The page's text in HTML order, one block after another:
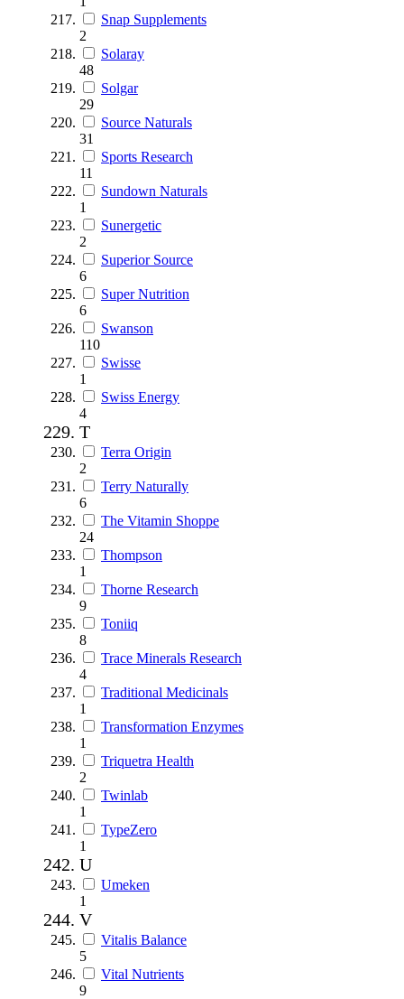
Snap Supplements
2
Solaray
48
Solgar
29
Source Naturals
31
Sports Research
11
Sundown Naturals
1
Sunergetic
2
Superior Source
6
Super Nutrition
6
Swanson
110
Swisse
1
Swiss Energy
4
T
Terra Origin
2
Terry Naturally
6
The Vitamin Shoppe
24
Thompson
1
Thorne Research
9
Toniiq
8
Trace Minerals Research
4
Traditional Medicinals
1
Transformation Enzymes
1
Triquetra Health
2
Twinlab
1
TypeZero
1
U
Umeken
1
V
Vitalis Balance
5
Vital Nutrients
9